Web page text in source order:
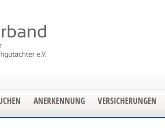
ANERKENNUNG VERSICHERUNGEN